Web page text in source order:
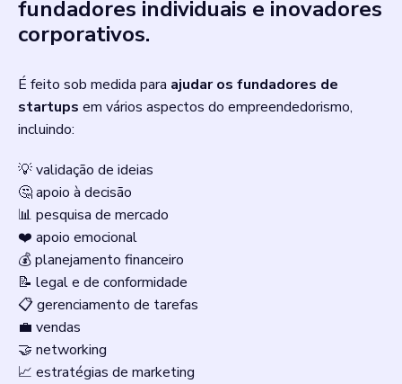
fundadores individuais e inovadores
corporativos.
É feito sob medida para ajudar os fundadores de
startups em vários aspectos do empreendedorismo,
incluindo:
💡 validação de ideias
🤔 apoio à decisão
📊 pesquisa de mercado
❤️ apoio emocional
💰 planejamento financeiro
📝 legal e de conformidade
📋 gerenciamento de tarefas
💼 vendas
🤝 networking
📈 estratégias de marketing